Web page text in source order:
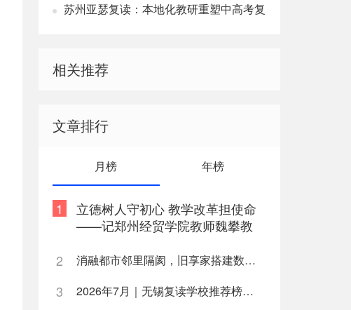
分，适配上班族公考培训
苏州亚瑟复读：本地化教研重塑中高考复
相关推荐
文章排行
月榜 年榜
1
立德树人守初心 教学改革担使命
——记郑州经贸学院教师魏攀教
2
消融都市邻里隔阂，旧享家搭建数字化桥梁，打通公益帮扶与社区需
3 2026年7月｜无锡复读学校推荐榜深度解析